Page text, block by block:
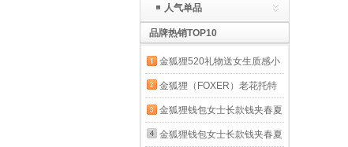
人气单品
品牌热销TOP10
金狐狸520礼物送女生质感小
包包女黑色菱格链条女包时尚
百搭单肩斜挎包 黑色(大)
金狐狸（FOXER）老花托特
包女2025新款大容量通勤女
包单肩包高级感斜挎秋冬大包
金狐狸钱包女士长款钱夹春夏
新款按扣女钱包大容量手拿包
金狐狸钱包女士长款钱夹春夏